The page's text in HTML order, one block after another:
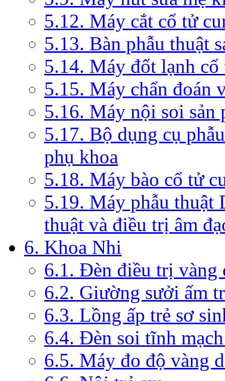
5.12. Máy cắt cổ tử
5.13. Bàn phẫu thuật
5.14. Máy đốt lạnh
5.15. Máy chẩn đoán
5.16. Máy nội soi sản
5.17. Bộ dụng cụ
phụ khoa
5.18. Máy bào cổ tử
5.19. Máy phẫu thuật
thuật và điều trị âm
6. Khoa Nhi
6.1. Đèn điều trị vàng
6.2. Giường sưởi ấm
6.3. Lồng ấp trẻ sơ
6.4. Đèn soi tĩnh
6.5. Máy đo độ vàng